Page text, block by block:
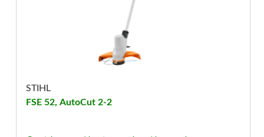
STIHL
FSE 52, AutoCut 2-2